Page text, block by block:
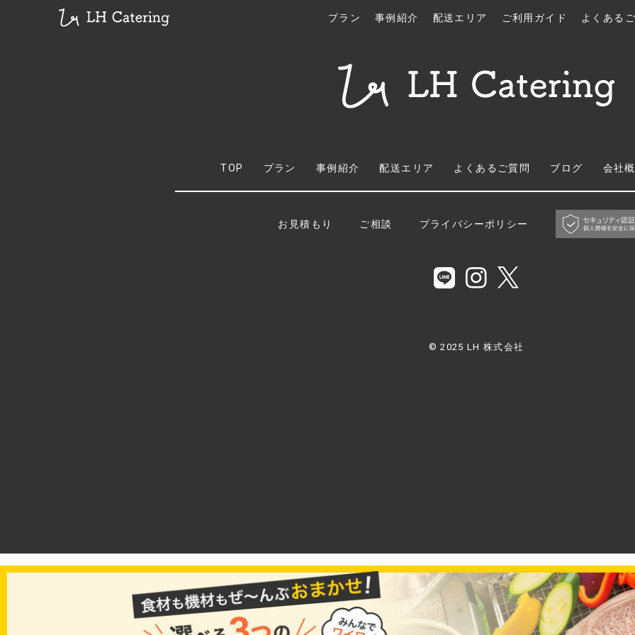
プラン 事例紹介 配送エリア ご利用ガイド よくある
TOP プラン 事例紹介 配送エリア よくあるご質問 ブログ 会社
お見積もり ご相談 プライバシーポリシー
© 2025 LH 株式会社